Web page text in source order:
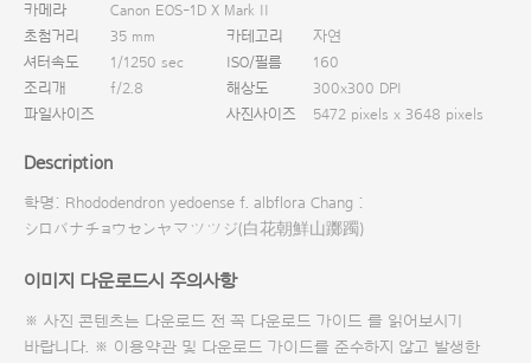
카메라
Canon EOS-1D X Mark II
초첨거리
35 mm 카테고리
자연
셔터속도
1/1250 sec ISO/필름
160
조리개
f/2.8 해상도
300x300 DPI
파일사이즈
사진사이즈 5472 pixels x 3648 pixels
Description
학명: Rhododendron yedoense f. albflora Chang :
シロバナチョウセンヤマツツジ(白花朝鮮山躑躅)
이미지 다운로드시 주의사항
※ 사진 콘텐츠는 다운로드 전 꼭 다운로드 가이드 를 읽어보시기
바랍니다. ※ 이용약관 및 다운로드 가이드를 준수하지 않고 발생한